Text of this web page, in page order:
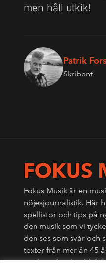
men håll utkik!
Patrik
Skribent
Fokus Musik är en
nöjesjournalistik. Här
spellistor och tips på
den musik som vi
den ses som svår och
texter från mer än 45